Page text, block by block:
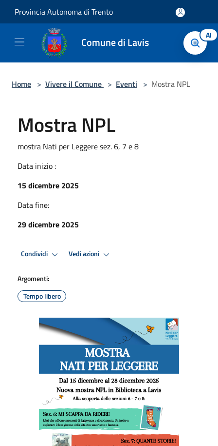
Provincia Autonoma di Trento
Comune di Lavis AI
Home > Vivere il Comune > Eventi > Mostra NPL
Mostra NPL
mostra Nati per Leggere sez. 6, 7 e 8
Data inizio :
15 dicembre 2025
Data fine:
29 dicembre 2025
Condividi Vedi azioni
Argomenti:
Tempo libero